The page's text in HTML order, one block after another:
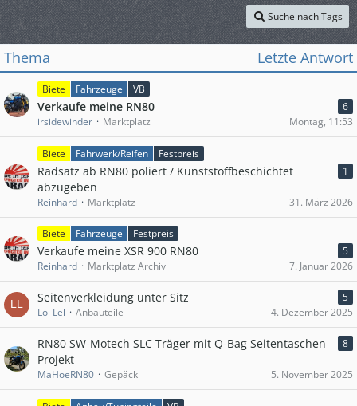
Suche nach Tags
Thema Letzte Antwort
Biete Fahrzeuge VB
Verkaufe meine RN80
6
irsidewinder
Marktplatz Montag, 11:53
Biete Fahrwerk/Reifen Festpreis
Radsatz ab RN80 poliert / Kunststoffbeschichtet
abzugeben
1
Reinhard Marktplatz 31. März 2026
Biete Fahrzeuge Festpreis
Verkaufe meine XSR 900 RN80
5
Reinhard
Marktplatz Archiv 7. Januar 2026
Seitenverkleidung unter Sitz
5
Lol Lel
Anbauteile 4. Dezember 2025
RN80 SW-Motech SLC Träger mit Q-Bag Seitentaschen
Projekt
8
MaHoeRN80 Gepäck 5. November 2025